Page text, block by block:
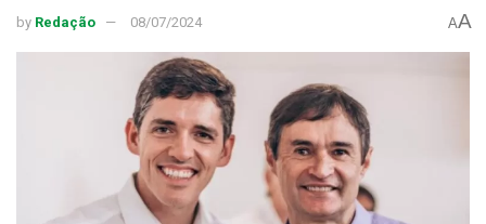
by Redação 08/07/2024 AA